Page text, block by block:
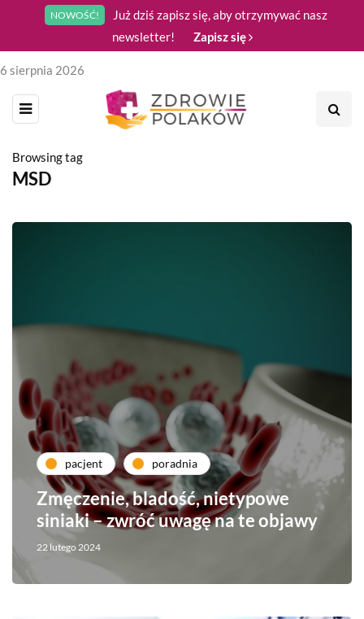
NOWOŚĆ!
Już dziś zapisz się, aby otrzymywać nasz
newsletter!
Zapisz się
6 sierpnia 2026
Browsing tag
MSD
pacjent poradnia
Zmęczenie, bladość, nietypowe
siniaki – zwróć uwagę na te objawy
22 lutego 2024